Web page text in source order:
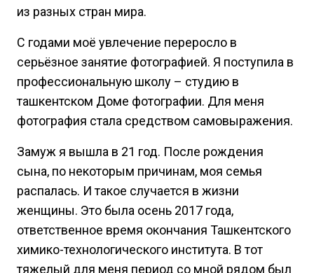
из разных стран мира.
С годами моё увлечение переросло в
серьёзное занятие фотографией. Я поступила в
профессиональную школу – студию в
ташкентском Доме фотографии. Для меня
фотография стала средством самовыражения.
Замуж я вышла в 21 год. После рождения
сына, по некоторым причинам, моя семья
распалась. И такое случается в жизни
женщины. Это была осень 2017 года,
ответственное время окончания Ташкентского
химико-технологического института. В тот
тяжелый для меня период со мной рядом был